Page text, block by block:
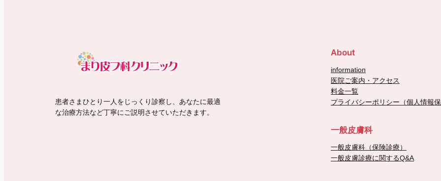
患者さまひとり一人をじっくり診察し、あなたに最適
な治療方法など丁寧にご説明させていただきます。
About
information
医院ご案内・アクセス
料金一覧
プライバシーポリシー（個人情報保
一般皮膚科
一般皮膚科（保険診療）
一般皮膚診療に関するQ&A